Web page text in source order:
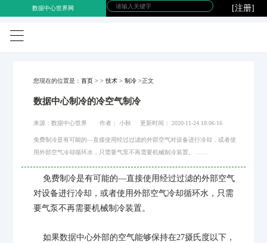
数据中心世界网 [注册]
您现在的位置是：首页 > >技术 >制冷 >正文
数据中心制冷的冷空气制冷
来源：数据中心世界 作者： 小秋 更新时间： 2020-11-24 18:06:16
免费制冷是有可能的—直接使用经过过滤的外部空气对设备进行冷却，或者使
用外部空气冷却循环水，只需要气泵不再需要机械制冷装置。 ……
免费制冷是有可能的—直接使用经过过滤的外部空气
对设备进行冷却，或者使用外部空气冷却循环水，只需
要气泵不再需要机械制冷装置。
如果数据中心外部的空气能够保持在27摄氏度以下，